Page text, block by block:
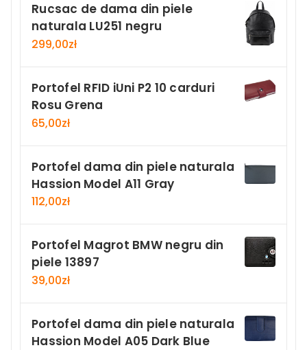
Rucsac de dama din piele
naturala LU251 negru
299,00zł
Portofel RFID iUni P2 10 carduri
Rosu Grena
65,00zł
Portofel dama din piele naturala
Hassion Model A11 Gray
112,00zł
Portofel Magrot BMW negru din
piele 13897
39,00zł
Portofel dama din piele naturala
Hassion Model A05 Dark Blue